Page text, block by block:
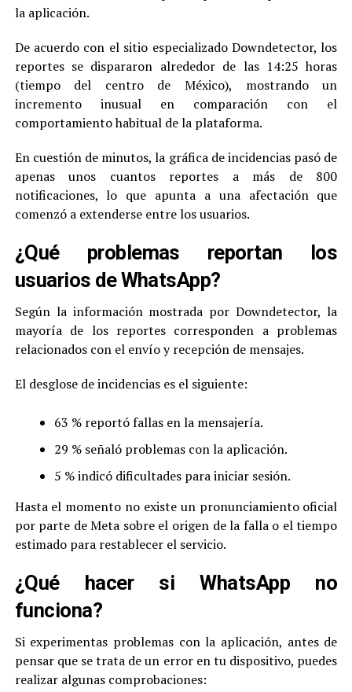
la aplicación.
De acuerdo con el sitio especializado Downdetector, los
reportes se dispararon alrededor de las 14:25 horas
(tiempo del centro de México), mostrando un
incremento inusual en comparación con el
comportamiento habitual de la plataforma.
En cuestión de minutos, la gráfica de incidencias pasó de
apenas unos cuantos reportes a más de 800
notificaciones, lo que apunta a una afectación que
comenzó a extenderse entre los usuarios.
¿Qué problemas reportan los
usuarios de WhatsApp?
Según la información mostrada por Downdetector, la
mayoría de los reportes corresponden a problemas
relacionados con el envío y recepción de mensajes.
El desglose de incidencias es el siguiente:
63 % reportó fallas en la mensajería.
29 % señaló problemas con la aplicación.
5 % indicó dificultades para iniciar sesión.
Hasta el momento no existe un pronunciamiento oficial
por parte de Meta sobre el origen de la falla o el tiempo
estimado para restablecer el servicio.
¿Qué hacer si WhatsApp no
funciona?
Si experimentas problemas con la aplicación, antes de
pensar que se trata de un error en tu dispositivo, puedes
realizar algunas comprobaciones: